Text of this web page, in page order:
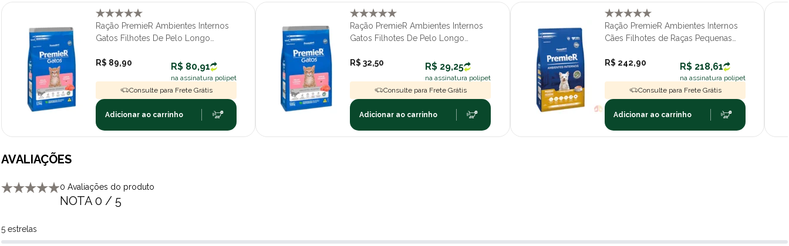
Ração PremieR Ambientes Internos
Gatos Filhotes De Pelo Longo
R$ 89,90
R$ 80,91
na assinatura polipet
Consulte para Frete Grátis
Adicionar ao carrinho
Ração PremieR Ambientes Internos
Gatos Filhotes De Pelo Longo
R$ 32,50
R$ 29,25
na assinatura polipet
Consulte para Frete Grátis
Adicionar ao carrinho
Ração PremieR Ambientes Internos
Cães Filhotes de Raças Pequenas
R$ 242,90
R$ 218,61
na assinatura polipet
Consulte para Frete Grátis
Adicionar ao carrinho
AVALIAÇÕES
0 Avaliações do produto
NOTA 0 / 5
5 estrelas